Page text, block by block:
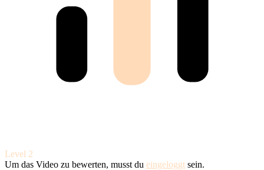
Level 2
Um das Video zu bewerten, musst du eingeloggt sein.